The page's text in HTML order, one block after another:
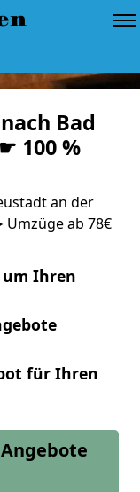
Bad
100 %
an der
Umzüge ab 78€
Ihren
für Ihren